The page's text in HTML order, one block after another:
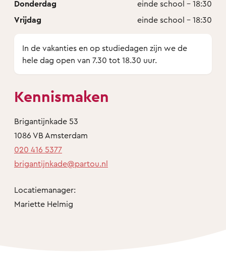
Donderdag
einde school - 18:30
Vrijdag
einde school - 18:30
In de vakanties en op studiedagen zijn we de
hele dag open van 7.30 tot 18.30 uur.
Kennismaken
Brigantijnkade 53
1086 VB Amsterdam
020 416 5377
brigantijnkade@partou.nl
Locatiemanager:
Mariette Helmig